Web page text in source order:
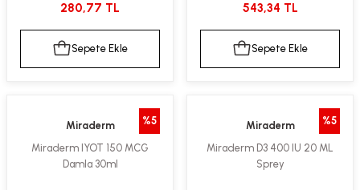
280,77 TL
Sepete Ekle
543,34 TL
Sepete Ekle
%5
Miraderm
Miraderm IYOT 150 MCG
Damla 30ml
%5
Miraderm
Miraderm D3 400 IU 20 ML
Sprey